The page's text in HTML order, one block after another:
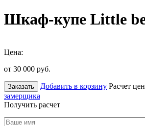
Шкаф-купе Little
Цена:
от 30 000 руб.
Заказать Добавить в корзину Расчет
замерщика
Получить расчет